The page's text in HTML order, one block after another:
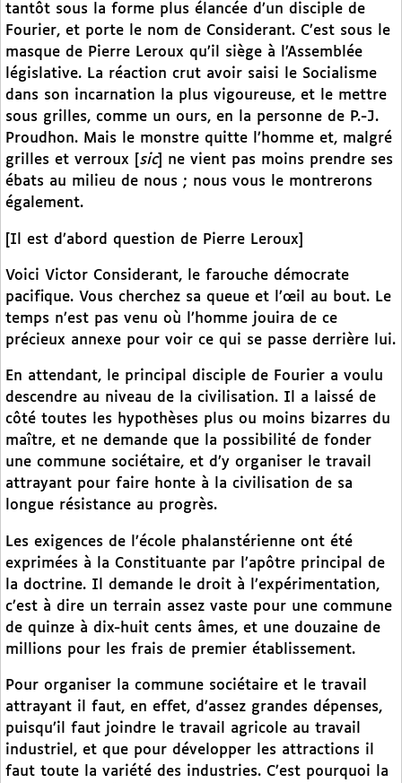
tantôt sous la forme plus élancée d’un disciple de
Fourier, et porte le nom de Considerant. C’est sous le
masque de Pierre Leroux qu’il siège à l’Assemblée
législative. La réaction crut avoir saisi le Socialisme
dans son incarnation la plus vigoureuse, et le mettre
sous grilles, comme un ours, en la personne de P.-J.
Proudhon. Mais le monstre quitte l’homme et, malgré
grilles et verroux [ sic] ne vient pas moins prendre ses
ébats au milieu de nous ; nous vous le montrerons
également.
[Il est d’abord question de Pierre Leroux]
Voici Victor Considerant, le farouche démocrate
pacifique. Vous cherchez sa queue et l’œil au bout. Le
temps n’est pas venu où l’homme jouira de ce
précieux annexe pour voir ce qui se passe derrière lui.
En attendant, le principal disciple de Fourier a voulu
descendre au niveau de la civilisation. Il a laissé de
côté toutes les hypothèses plus ou moins bizarres du
maître, et ne demande que la possibilité de fonder
une commune sociétaire, et d’y organiser le travail
attrayant pour faire honte à la civilisation de sa
longue résistance au progrès.
Les exigences de l’école phalanstérienne ont été
exprimées à la Constituante par l’apôtre principal de
la doctrine. Il demande le droit à l’expérimentation,
c’est à dire un terrain assez vaste pour une commune
de quinze à dix-huit cents âmes, et une douzaine de
millions pour les frais de premier établissement.
Pour organiser la commune sociétaire et le travail
attrayant il faut, en effet, d’assez grandes dépenses,
puisqu’il faut joindre le travail agricole au travail
industriel, et que pour développer les attractions il
faut toute la variété des industries. C’est pourquoi la